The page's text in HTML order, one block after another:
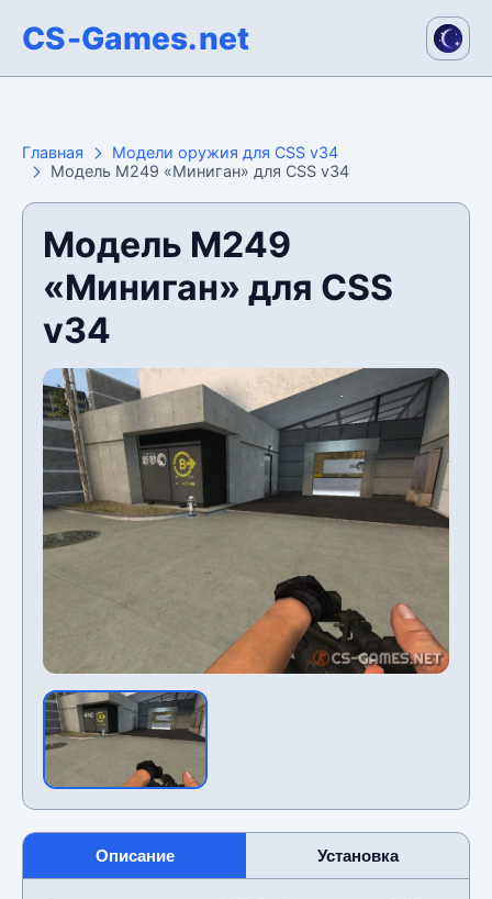
CS-Games.net
Главная
Модели оружия для CSS v34
Модель M249 «Миниган» для CSS v34
Модель M249
«Миниган» для CSS
v34
Описание Установка